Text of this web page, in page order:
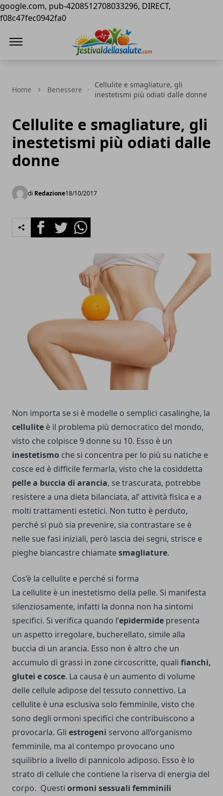
google.com, pub-4208512708033296, DIRECT,
f08c47fec0942fa0
Home Benessere
Cellulite e smagliature, gli
inestetismi più odiati dalle donne
Cellulite e smagliature, gli
inestetismi più odiati dalle
donne
di Redazione18/10/2017
FacebookTwitterWhatsapp
Non importa se si è modelle o semplici casalinghe, la
cellulite è il problema più democratico del mondo,
visto che colpisce 9 donne su 10. Esso è un
inestetismo che si concentra per lo più su natiche e
cosce ed è difficile fermarla, visto che la cosiddetta
pelle a buccia di arancia, se trascurata, potrebbe
resistere a una dieta bilanciata, al’ attività fisica e a
molti trattamenti estetici. Non tutto è perduto,
perché si può sia prevenire, sia contrastare se è
nelle sue fasi iniziali, però lascia dei segni, strisce e
pieghe biancastre chiamatesmagliature.
Cos’è la cellulite e perché si forma
La cellulite è un inestetismo della pelle. Si manifesta
silenziosamente, infatti la donna non ha sintomi
specifici. Si verifica quando l’epidermide presenta
un aspetto irregolare, bucherellato, simile alla
buccia di un arancia. Esso non è altro che un
accumulo di grassi in zone circoscritte, quali fianchi,
glutei e cosce. La causa è un aumento di volume
delle cellule adipose del tessuto connettivo. La
cellulite è una esclusiva solo femminile, visto che
sono degli ormoni specifici che contribuiscono a
provocarla. Gli estrogeni servono all’organismo
femminile, ma al contempo provocano uno
squilibrio a livello di pannicolo adiposo. Esso è lo
strato di cellule che contiene la riserva di energia del
corpo. Questi ormoni sessuali femminili